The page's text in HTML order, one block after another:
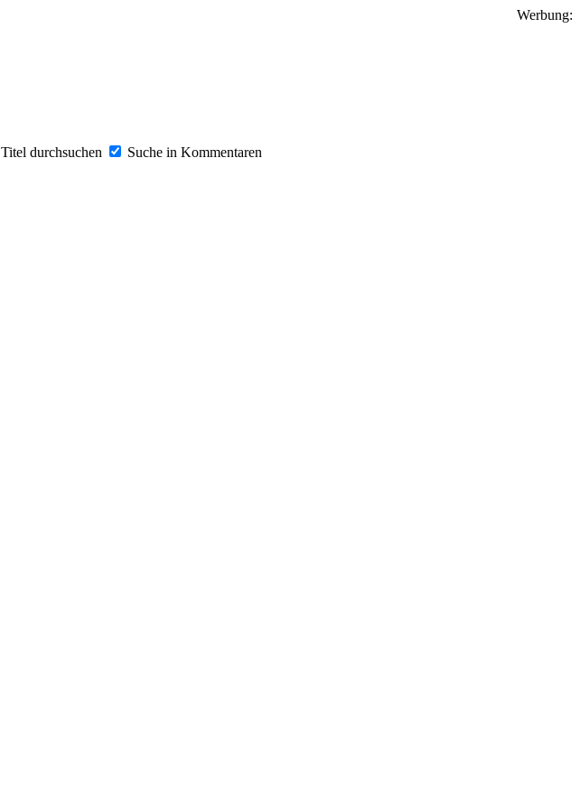
Werbung:
Titel durchsuchen
Suche in Kommentaren